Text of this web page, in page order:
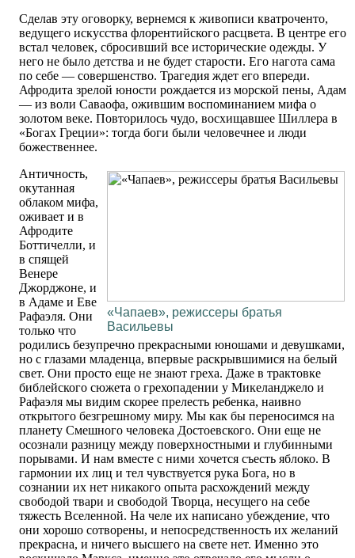
Сделав эту оговорку, вернемся к живописи кватроченто,
ведущего искусства флорентийского расцвета. В центре его
встал человек, сбросивший все исторические одежды. У
него не было детства и не будет старости. Его нагота сама
по себе — совершенство. Трагедия ждет его впереди.
Афродита зрелой юности рождается из морской пены, Адам
— из воли Саваофа, ожившим воспоминанием мифа о
золотом веке. Повторилось чудо, восхищавшее Шиллера в
«Богах Греции»: тогда боги были человечнее и люди
божественнее.
«Чапаев», режиссеры братья
Васильевы
Античность,
окутанная
облаком мифа,
оживает и в
Афродите
Боттичелли, и
в спящей
Венере
Джорджоне, и
в Адаме и Еве
Рафаэля. Они
только что
родились безупречно прекрасными юношами и девушками,
но с глазами младенца, впервые раскрывшимися на белый
свет. Они просто еще не знают греха. Даже в трактовке
библейского сюжета о грехопадении у Микеланджело и
Рафаэля мы видим скорее прелесть ребенка, наивно
открытого безгрешному миру. Мы как бы переносимся на
планету Смешного человека Достоевского. Они еще не
осознали разницу между поверхностными и глубинными
порывами. И нам вместе с ними хочется съесть яблоко. В
гармонии их лиц и тел чувствуется рука Бога, но в
сознании их нет никакого опыта расхождений между
свободой твари и свободой Творца, несущего на себе
тяжесть Вселенной. На челе их написано убеждение, что
они хорошо сотворены, и непосредственность их желаний
прекрасна, и ничего высшего на свете нет. Именно это